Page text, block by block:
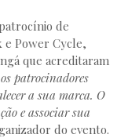
de
e Power Cycle,
que acreditaram
patrocinadores
a sua marca. O
e associar sua
do evento.